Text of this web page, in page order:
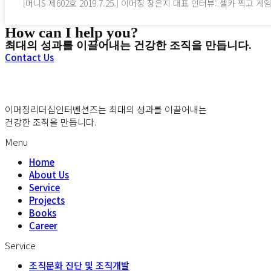
[머니S 제602호 2019.7.25.] 이머징 장은지 대표 인터뷰: 셀카 찍고 게
How can I help you?
최대의 성과를 이끌어내는 건강한 조직을 만듭니다.
Contact Us
이머징리더십인터벤션즈는 최대의 성과를 이끌어내는
건강한 조직을 만듭니다.
Menu
Home
About Us
Service
Projects
Books
Career
Service
조직문화 진단 및 조직개발